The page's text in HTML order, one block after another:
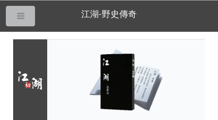
江湖-野史傳奇